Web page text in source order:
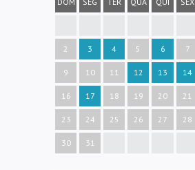
2 3 4 5 6 7
9 10 11 12 13 14
16 17 18 19 20 21
23 24 25 26 27 28
30 31